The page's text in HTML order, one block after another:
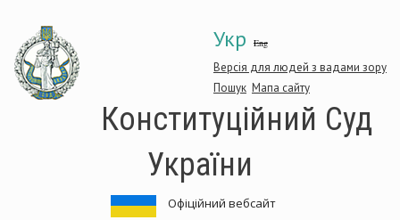
основного
матеріалу
Укр Eng
Версія для людей з вадами зору
Пошук Мапа сайту
Конституційний Суд
України
Офіційний вебсайт